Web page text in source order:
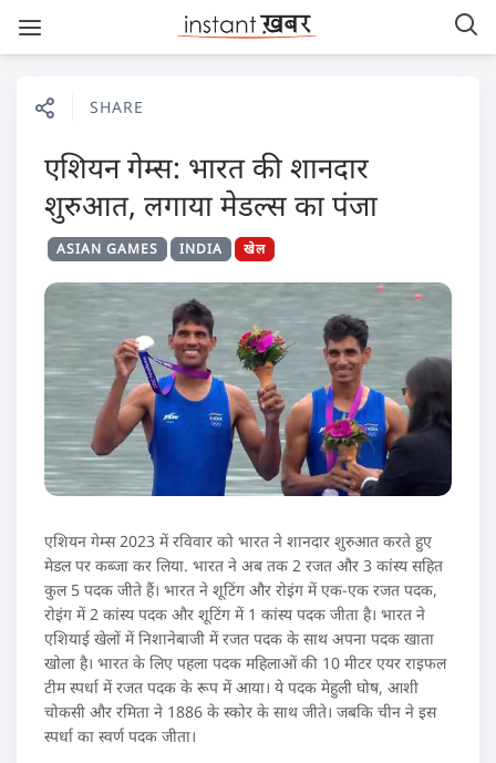
SHARE
एशियन गेम्स: भारत की शानदार
शुरुआत, लगाया मेडल्स का पंजा
ASIAN GAMES INDIA खेल
एशियन गेम्स 2023 में रविवार को भारत ने शानदार शुरुआत करते हुए
मेडल पर कब्जा कर लिया. भारत ने अब तक 2 रजत और 3 कांस्य सहित
कुल 5 पदक जीते हैं। भारत ने शूटिंग और रोइंग में एक-एक रजत पदक,
रोइंग में 2 कांस्य पदक और शूटिंग में 1 कांस्य पदक जीता है। भारत ने
एशियाई खेलों में निशानेबाजी में रजत पदक के साथ अपना पदक खाता
खोला है। भारत के लिए पहला पदक महिलाओं की 10 मीटर एयर राइफल
टीम स्पर्धा में रजत पदक के रूप में आया। ये पदक मेहुली घोष, आशी
चोकसी और रमिता ने 1886 के स्कोर के साथ जीते। जबकि चीन ने इस
स्पर्धा का स्वर्ण पदक जीता।